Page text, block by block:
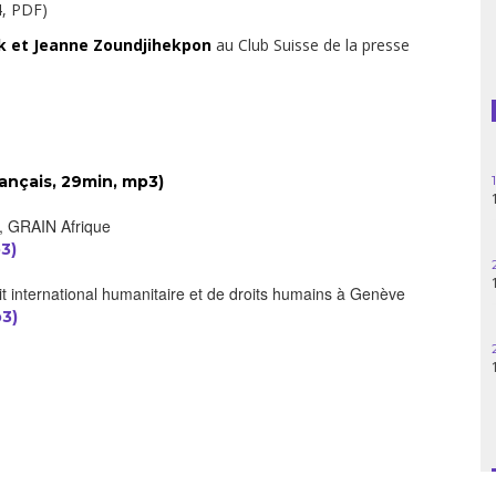
Nigeria
Palestine
PDF)
et Jeanne Zoundjihekpon au Club Suisse de la presse
29min, mp3)
Afrique
international humanitaire et de droits humains à Genève